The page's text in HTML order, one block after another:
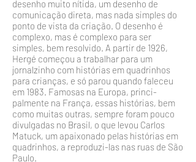
desenho muito nítida, um desenho de
comunicação direta, mas nada simples do
ponto de vista da criação. O desenho é
comple­xo, mas é complexo para ser
simples, bem resolvido. A partir de 1926,
Hergé começou a trabalhar para um
jornalzinho com histórias em quadrinhos
para crianças, e só pa­rou quando faleceu
em 1983. Famosas na Europa, princi­
palmente na França, essas histórias, bem
como muitas ou­tras, sempre foram pouco
divulgadas no Brasil, o que levou Carlos
Matuck, um apaixonado pelas histórias em
quadri­nhos, a reproduzi-las nas ruas de São
Paulo.